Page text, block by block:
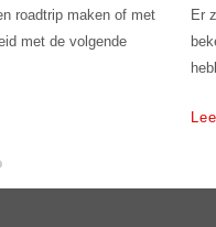
roadtrip maken of met
met de volgende
Er